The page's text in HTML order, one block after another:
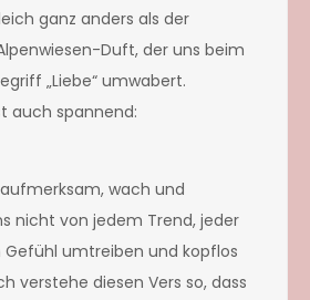
ganz anders als der
Duft, der uns beim
„Liebe“ umwabert.
auch spannend:
wach und
nicht von jedem Trend, jeder
Gefühl umtreiben und kopflos
verstehe diesen Vers so, dass